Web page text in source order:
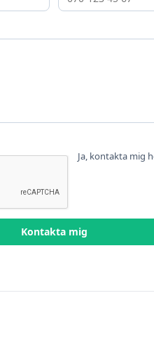
Ja, kontakta mig
Kontakta mig